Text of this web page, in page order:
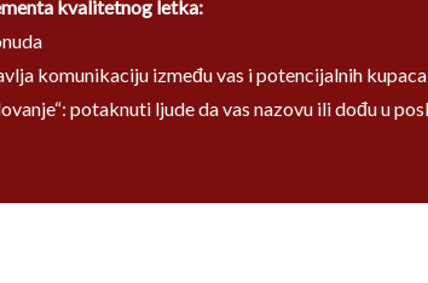
kvalitetnog letka:
komunikaciju između vas i potencijalnih
potaknuti ljude da vas nazovu ili dođu u